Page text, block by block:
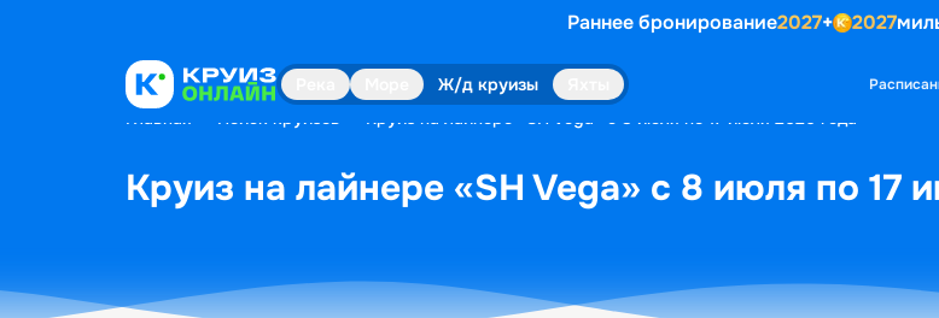
Раннее бронирование2027+ 2027
Ж/д круизы
Главная Поиск круизов Круиз на лайнере «SH Vega» с 8 июля по 17 июля 2026 года
Круиз на лайнере «SH Vega» с 8 июля по 17